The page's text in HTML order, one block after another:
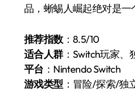
品，蜥蜴人崛起绝对是一
推荐指数：8.5/10
适合人群：Switch玩家、
平台 ：Nintendo Switch
游戏类型 ：冒险/探索/独